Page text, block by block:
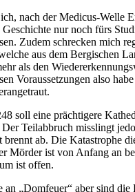
nach der Medicus-Welle
nur noch fürs
Zudem schrecken mich
aus dem Bergischen
als den
Voraussetzungen also
soll eine prächtigere
Der Teilabbruch misslingt
brennt ab. Die Katastrophe
Mörder ist von Anfang an
ist offen.
an „Domfeuer“ aber sind die